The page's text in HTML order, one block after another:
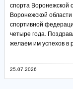
спорта
Воронежской
спортивной
четыре года.
желаем им успехов в
25.07.2026